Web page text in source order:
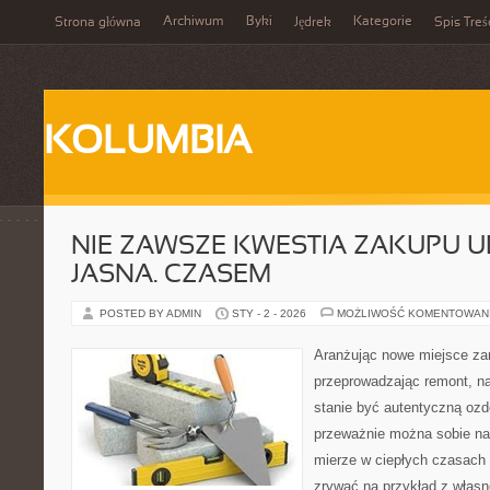
Strona główna Archiwum Byki Jędrek Kategorie Spis
KOLUMBIA
NIE ZAWSZE KWESTIA ZAKUPU
JASNA. CZASEM
POSTED BY ADMIN STY - 2 - 2026 MOŻLIWOŚĆ
Aranżując nowe miejsce
przeprowadzając remont,
stanie być autentyczną
przeważnie można sobie
mierze w ciepłych
zrywać na przykład z